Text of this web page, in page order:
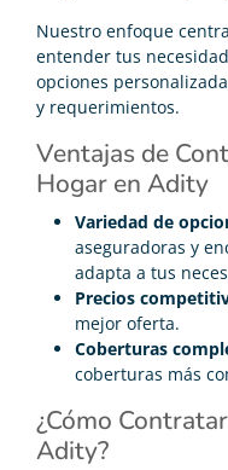
Nuestro enfoque
entender tus
opciones
y requerimientos.
Ventajas de
Hogar en Adity
Variedad de
aseguradoras y
adapta a tus
Precios
mejor oferta.
Coberturas
coberturas más
¿Cómo
Adity?